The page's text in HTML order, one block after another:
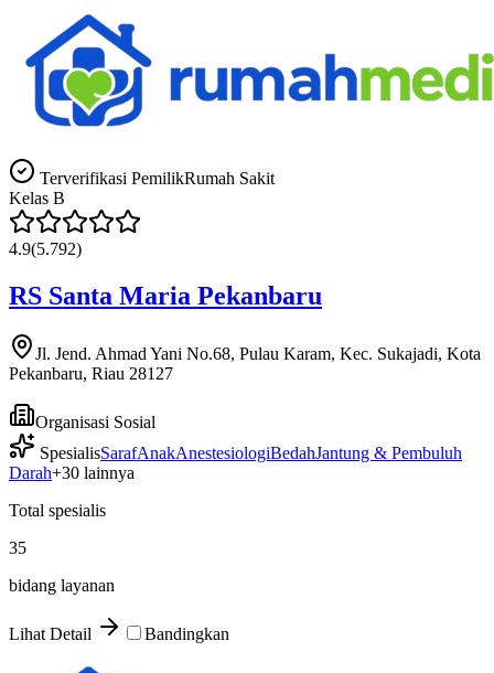
Terverifikasi PemilikRumah Sakit
Kelas B
4.9(5.792)
RS Santa Maria Pekanbaru
Jl. Jend. Ahmad Yani No.68, Pulau Karam, Kec. Sukajadi, Kota
Pekanbaru, Riau 28127
Organisasi Sosial
SpesialisSarafAnakAnestesiologiBedahJantung & Pembuluh
Darah+30 lainnya
Total spesialis
35
bidang layanan
Lihat Detail Bandingkan